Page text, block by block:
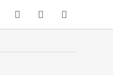
MY CART Language